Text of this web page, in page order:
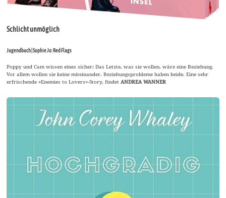
Schlicht unmöglich
Jugendbuch | Sophie Jo: Red Flags
Poppy und Cam wissen eines sicher: Das Letzte, was sie wollen, wäre eine Beziehung.
Vor allem wollen sie keine miteinander. Beziehungsprobleme haben beide. Eine sehr
erfrischende »Enemies to Lovers«-Story, findetANDREA WANNER